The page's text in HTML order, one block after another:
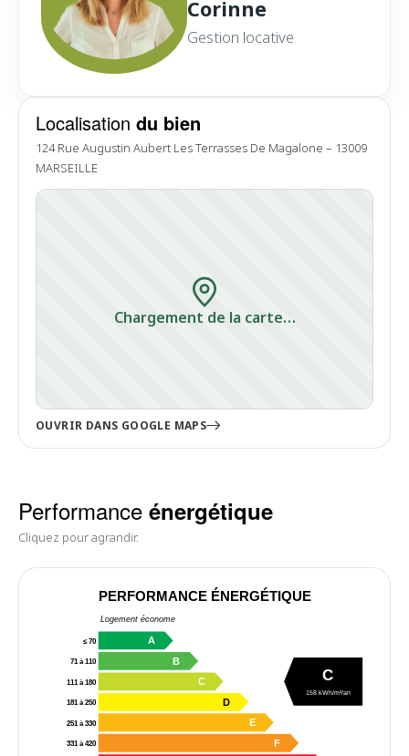
Localisation du bien
124 Rue Augustin Aubert Les Terrasses De Magalone – 13009
MARSEILLE
Chargement de la carte…
OUVRIR DANS GOOGLE MAPS
Corinne
Gestion locative
Performance énergétique
Cliquez pour agrandir.
PERFORMANCE ÉNERGÉTIQUE
Logement économe
≤ 70 A
71 à 110 B
111 à 180 C
181 à 250 D
251 à 330 E
331 à 420 F
C
158 kWh/m²/an